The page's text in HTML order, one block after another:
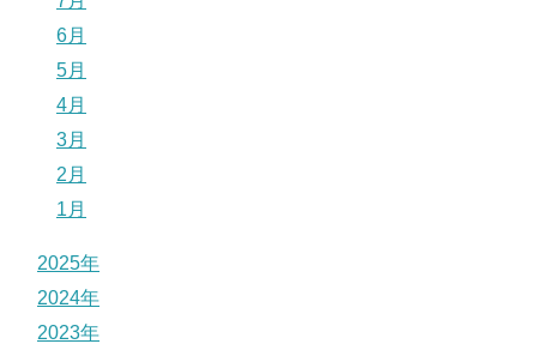
6月
5月
4月
3月
2月
1月
2025年
2024年
2023年